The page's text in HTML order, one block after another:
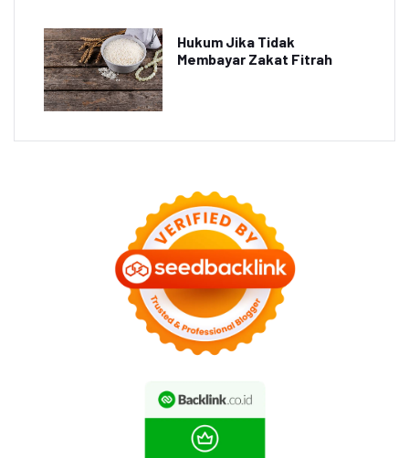
Hukum Jika Tidak
Membayar Zakat Fitrah